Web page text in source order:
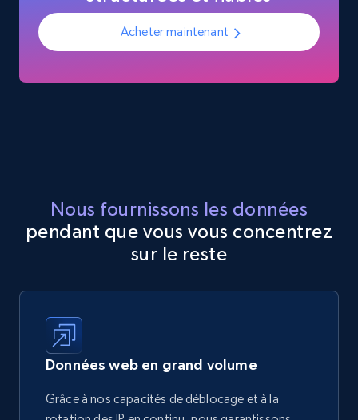
Acheter maintenant
Nous fournissons les données
pendant que vous vous concentrez
sur le reste
Données web en grand volume
Grâce à nos capacités de déblocage et à la